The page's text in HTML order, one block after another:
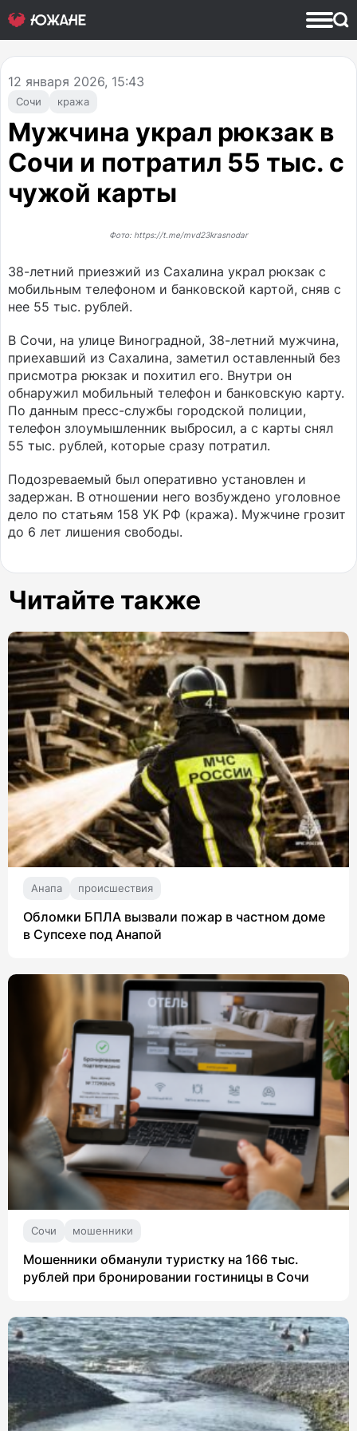
Сочи кража
12 января 2026, 15:43
Мужчина украл рюкзак в
Сочи и потратил 55 тыс. с
чужой карты
Фото: https://t.me/mvd23krasnodar
38-летний приезжий из Сахалина украл рюкзак с
мобильным телефоном и банковской картой, сняв с
нее 55 тыс. рублей.
В Сочи, на улице Виноградной, 38-летний мужчина,
приехавший из Сахалина, заметил оставленный без
присмотра рюкзак и похитил его. Внутри он
обнаружил мобильный телефон и банковскую карту.
По данным пресс-службы городской полиции,
телефон злоумышленник выбросил, а с карты снял
55 тыс. рублей, которые сразу потратил.
Подозреваемый был оперативно установлен и
задержан. В отношении него возбуждено уголовное
дело по статьям 158 УК РФ (кража). Мужчине грозит
до 6 лет лишения свободы.
Читайте также
Анапа происшествия
Обломки БПЛА вызвали пожар в частном доме
в Супсехе под Анапой
Сочи мошенники
Мошенники обманули туристку на 166 тыс.
рублей при бронировании гостиницы в Сочи